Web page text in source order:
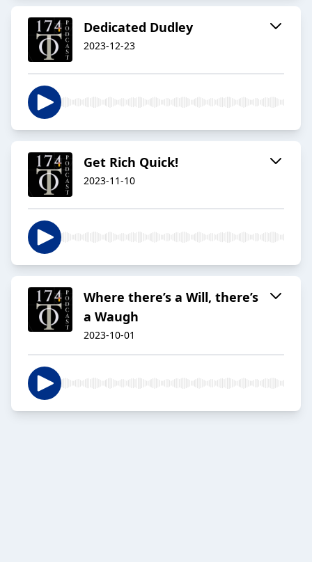
Dedicated Dudley
2023-12-23
Get Rich Quick!
2023-11-10
Where there’s a Will, there’s
a Waugh
2023-10-01